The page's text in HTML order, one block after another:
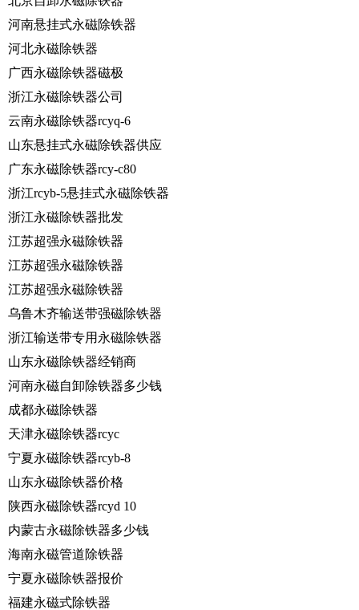
河南悬挂式永磁除铁器
河北永磁除铁器
广西永磁除铁器磁极
浙江永磁除铁器公司
云南永磁除铁器rcyq-6
山东悬挂式永磁除铁器供应
广东永磁除铁器rcy-c80
浙江rcyb-5悬挂式永磁除铁器
浙江永磁除铁器批发
江苏超强永磁除铁器
江苏超强永磁除铁器
江苏超强永磁除铁器
乌鲁木齐输送带强磁除铁器
浙江输送带专用永磁除铁器
山东永磁除铁器经销商
河南永磁自卸除铁器多少钱
成都永磁除铁器
天津永磁除铁器rcyc
宁夏永磁除铁器rcyb-8
山东永磁除铁器价格
陕西永磁除铁器rcyd 10
内蒙古永磁除铁器多少钱
海南永磁管道除铁器
宁夏永磁除铁器报价
福建永磁式除铁器